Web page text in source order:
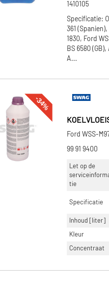
1410105
Specificatie: O
361
1830, Ford
BS 6580
A...
-34%
Ford WSS-
99 91 9400
Let op de
tie
Specificatie
Inhoud [liter]
Kleur
Concentraat